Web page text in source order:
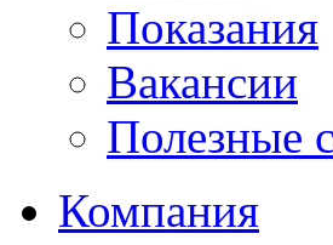
Показания
Вакансии
Полезные
Компания